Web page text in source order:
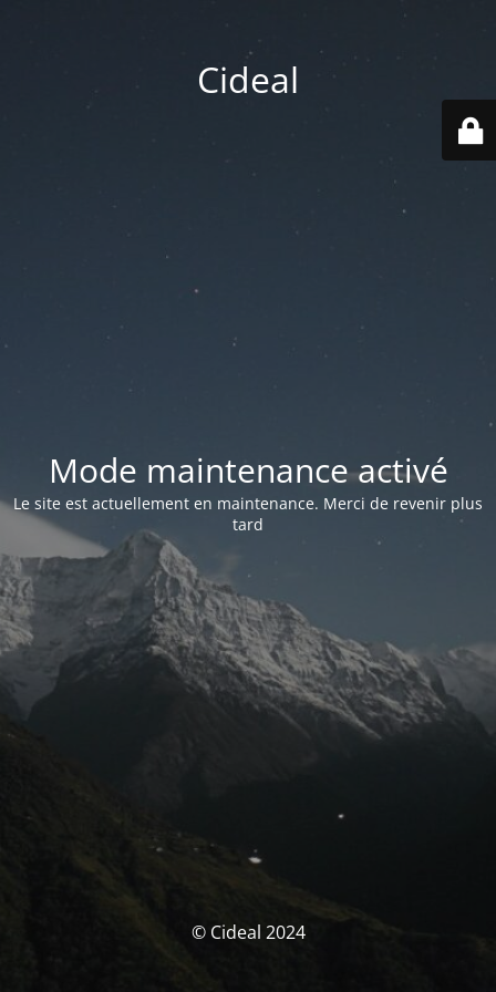
Cideal
Mode maintenance activé
Le site est actuellement en maintenance. Merci de revenir plus
tard
© Cideal 2024